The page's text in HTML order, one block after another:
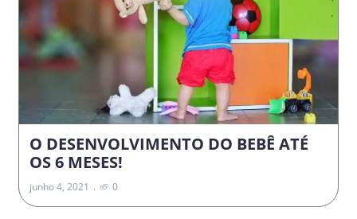
O DESENVOLVIMENTO DO BEBÊ ATÉ
OS 6 MESES!
junho 4, 2021 0